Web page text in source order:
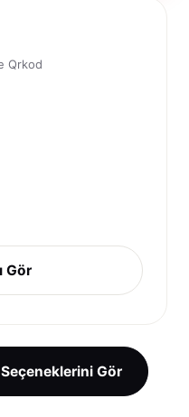
Qrkod
Gör
Gör